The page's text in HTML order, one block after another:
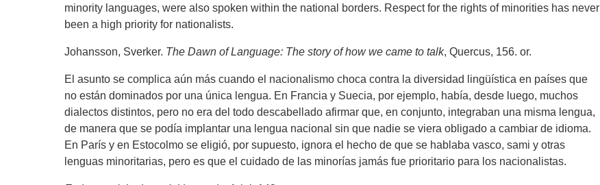
minority languages, were also spoken within the national borders. Respect for the rights of minorities has never
been a high priority for nationalists.
Johansson, Sverker. The Dawn of Language: The story of how we came to talk, Quercus, 156. or.
El asunto se complica aún más cuando el nacionalismo choca contra la diversidad lingüística en países que
no están dominados por una única lengua. En Francia y Suecia, por ejemplo, había, desde luego, muchos
dialectos distintos, pero no era del todo descabellado afirmar que, en conjunto, integraban una misma lengua,
de manera que se podía implantar una lengua nacional sin que nadie se viera obligado a cambiar de idioma.
En París y en Estocolmo se eligió, por supuesto, ignora el hecho de que se hablaba vasco, sami y otras
lenguas minoritarias, pero es que el cuidado de las minorías jamás fue prioritario para los nacionalistas.